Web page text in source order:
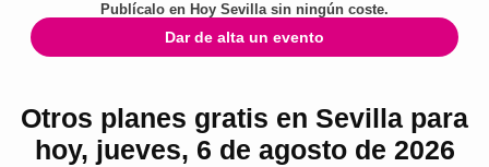
Publícalo en Hoy Sevillasin ningún coste.
Dar de alta un evento
Otros planes gratis en Sevilla para
hoy, jueves, 6 de agosto de 2026